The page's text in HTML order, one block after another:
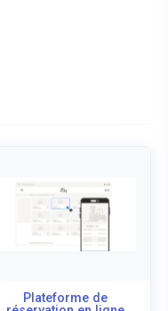
Plateforme de